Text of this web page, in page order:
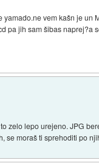
vem kašn je
pa jih sam šibas
zelo lepo urejeno. JPG
se moraš ti sprehoditi po